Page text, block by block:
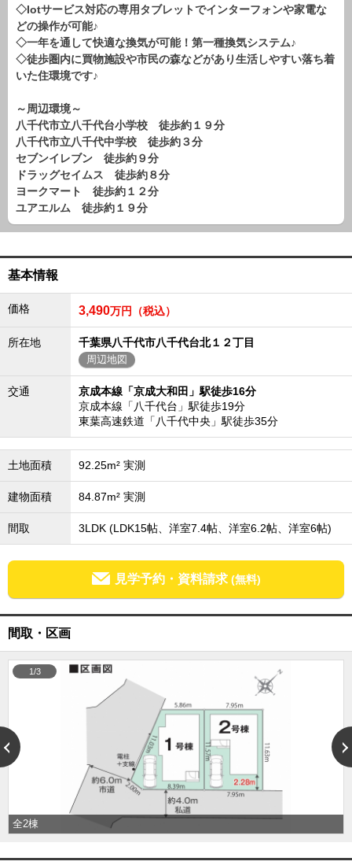
◇Iotサービス対応の専用タブレットでインターフォンや家電な
どの操作が可能♪
◇一年を通して快適な換気が可能！第一種換気システム♪
◇徒歩圏内に買物施設や市民の森などがあり生活しやすい落ち着
いた住環境です♪
～周辺環境～
八千代市立八千代台小学校 徒歩約１９分
八千代市立八千代中学校 徒歩約３分
セブンイレブン 徒歩約９分
ドラッグセイムス 徒歩約８分
ヨークマート 徒歩約１２分
ユアエルム 徒歩約１９分
基本情報
価格 3,490万円（税込）
所在地 千葉県八千代市八千代台北１２丁目
周辺地図
交通
京成本線「京成大和田」駅徒歩16分
京成本線「八千代台」駅徒歩19分
東葉高速鉄道「八千代中央」駅徒歩35分
土地面積 92.25m² 実測
建物面積 84.87m² 実測
間取 3LDK (LDK15帖、洋室7.4帖、洋室6.2帖、洋室6帖)
見学予約・資料請求 (無料)
間取・区画
全2棟
1/3
プライバシーポリシー
物件検索
エリアから探す
路線から探す
中古一戸建
エリアから探す
路線から探す
マンション
エリアから探す
土 地
エリアから探す
路線から探す
エリアから物件検索
松戸･柏方面エリア
松戸･柏方面エリアの新築一戸建
松戸･柏方面エリアの土地
成田･銚子方面エリア
成田･銚子方面エリアの新築一戸建
成田･銚子方面エリアのマンション
成田･銚子方面エリアの土地
四街道･佐倉･八千代方面エリア
四街道･佐倉･八千代方面エリアの土地
船橋･市川･浦安方面エリア
船橋･市川･浦安方面エリアの新築一戸建
船橋･市川･浦安方面エリアの中古一戸建
船橋･市川･浦安方面エリアのマンション
船橋･市川･浦安方面エリアの土地
千葉市エリア
千葉市エリアの新築一戸建
千葉市エリアの中古一戸建
千葉市エリアのマンション
千葉市エリアの土地
外房エリア
外房エリアの新築一戸建